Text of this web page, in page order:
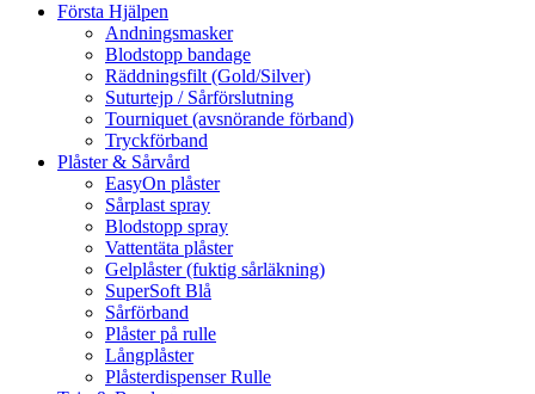
Första Hjälpen
Andningsmasker
Blodstopp bandage
Räddningsfilt (Gold/Silver)
Suturtejp / Sårförslutning
Tourniquet (avsnörande förband)
Tryckförband
Plåster & Sårvård
EasyOn plåster
Sårplast spray
Blodstopp spray
Vattentäta plåster
Gelplåster (fuktig sårläkning)
SuperSoft Blå
Sårförband
Plåster på rulle
Långplåster
Plåsterdispenser Rulle